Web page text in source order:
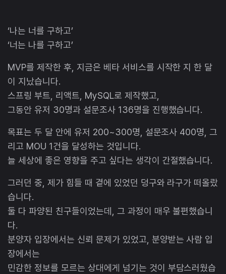
‘나는 너를 구하고’
‘너는 나를 구하고’
MVP를 제작한 후, 지금은 베타 서비스를 시작한 지 한 달
이 지났습니다.
스프링 부트, 리액트, MySQL로 제작했고,
그동안 유저 30명과 설문조사 136명을 진행했습니다.
목표는 두 달 안에 유저 200~300명, 설문조사 400명, 그
리고 MOU 1건을 달성하는 것입니다.
늘 세상에 좋은 영향을 주고 싶다는 생각이 간절했습니다.
그러던 중, 제가 힘들 때 곁에 있었던 덩구와 라구가 떠올랐
습니다.
둘 다 파양된 친구들이었는데, 그 과정이 매우 불편했습니
다.
분양자 입장에서는 신뢰 문제가 있었고, 분양받는 사람 입
장에서는
민감한 정보를 모르는 상대에게 넘기는 것이 부담스러웠습